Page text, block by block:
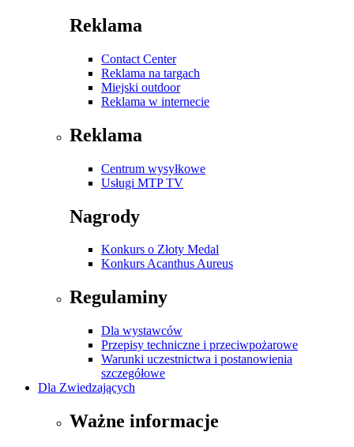
Reklama
Contact Center
Reklama na targach
Miejski outdoor
Reklama w internecie
Reklama
Centrum wysyłkowe
Usługi MTP TV
Nagrody
Konkurs o Złoty Medal
Konkurs Acanthus Aureus
Regulaminy
Dla wystawców
Przepisy techniczne i przeciwpożarowe
Warunki uczestnictwa i postanowienia
szczegółowe
Dla Zwiedzających
Ważne informacje